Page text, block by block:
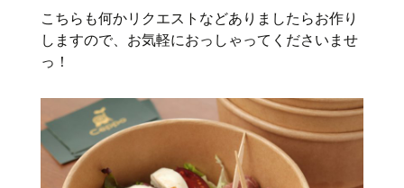
こちらも何かリクエストなどありましたらお作り
しますので、お気軽におっしゃってくださいませ
っ！